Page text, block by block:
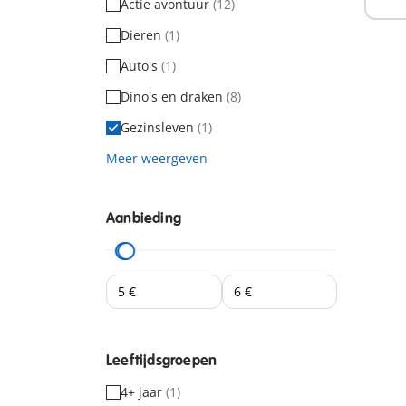
Actie avontuur (12)
Dieren (1)
Auto's (1)
Dino's en draken (8)
Gezinsleven (1)
Meer weergeven
Aanbieding
Leeftijdsgroepen
4+ jaar (1)